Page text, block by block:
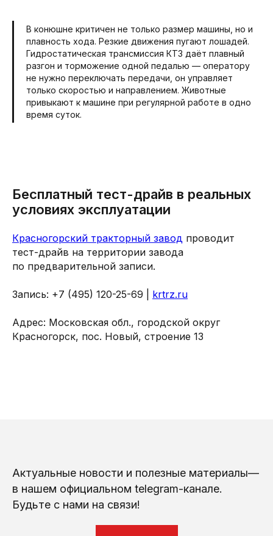
В конюшне критичен не только размер машины, но и
плавность хода. Резкие движения пугают лошадей.
Гидростатическая трансмиссия КТЗ даёт плавный
разгон и торможение одной педалью — оператору
не нужно переключать передачи, он управляет
только скоростью и направлением. Животные
привыкают к машине при регулярной работе в одно
время суток.
Бесплатный тест-драйв в реальных
условиях эксплуатации
Красногорский тракторный завод проводит
тест-драйв на территории завода
по предварительной записи.
Запись: +7 (495) 120-25-69 | krtrz.ru
Адрес: Московская обл., городской округ
Красногорск, пос. Новый, строение 13
Актуальные новости и полезные материалы—
в нашем официальном telegram-канале.
Будьте с нами на связи!